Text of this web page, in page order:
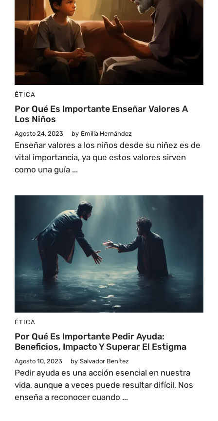
ÉTICA
Por Qué Es Importante Enseñar Valores A
Los Niños
Agosto 24, 2023 by Emilia Hernández
Enseñar valores a los niños desde su niñez es de
vital importancia, ya que estos valores sirven
como una guía ...
ÉTICA
Por Qué Es Importante Pedir Ayuda:
Beneficios, Impacto Y Superar El Estigma
Agosto 10, 2023 by Salvador Benítez
Pedir ayuda es una acción esencial en nuestra
vida, aunque a veces puede resultar difícil. Nos
enseña a reconocer cuando ...